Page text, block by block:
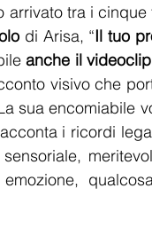
arrivato tra i
di Arisa, “Il tuo
anche il
visivo che
sua encomiabile
i ricordi